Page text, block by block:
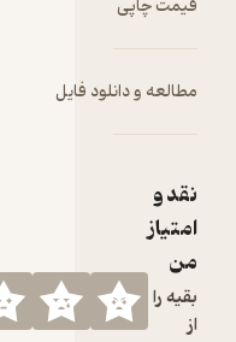
فایل
فقط در
فیدیبو